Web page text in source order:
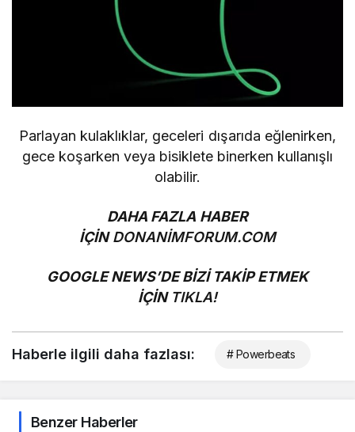
Parlayan kulaklıklar, geceleri dışarıda eğlenirken,
gece koşarken veya bisiklete binerken kullanışlı
olabilir.
DAHA FAZLA HABER
İÇİNDONANİMFORUM.COM
GOOGLE NEWS’DE BİZİ TAKİP ETMEK
İÇİN TIKLA!
Haberle ilgili daha fazlası: # Powerbeats
Benzer Haberler